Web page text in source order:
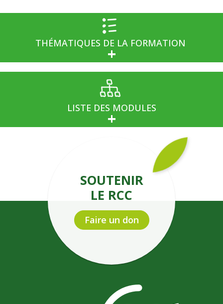
THÉMATIQUES DE LA FORMATION
LISTE DES MODULES
SOUTENIR
LE RCC
Faire un don